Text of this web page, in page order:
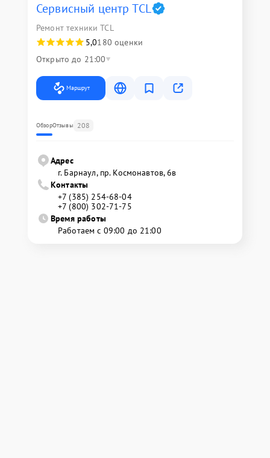
Сервисный центр TCL
Ремонт техники TCL
5,0180 оценки
Открыто до 21:00
Маршрут
ОбзорОтзывы 208
Адрес
г. Барнаул, ​пр. Космонавтов, 6в
Контакты
+7 (385) 254-68-04
+7 (800) 302-71-75
Время работы
Работаем с 09:00 до 21:00